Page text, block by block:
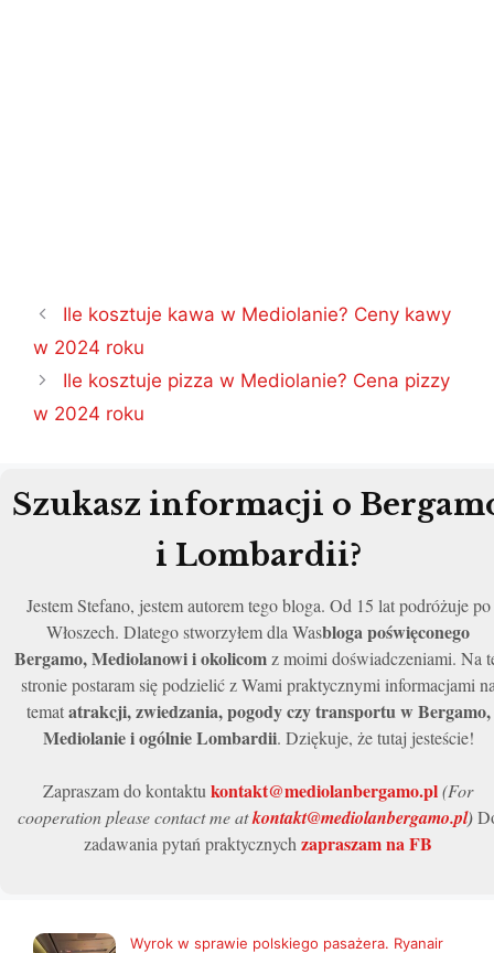
Nawigacja
wpisu
Ile kosztuje kawa w Mediolanie? Ceny kawy
w 2024 roku
Ile kosztuje pizza w Mediolanie? Cena pizzy
w 2024 roku
Szukasz informacji o
i Lombardii?
Jestem Stefano, jestem autorem tego bloga. Od 15 lat podróżuje po
Włoszech. Dlatego stworzyłem dla Wasbloga poświęconego
Bergamo, Mediolanowi i okolicomz moimi doświadczeniami. Na
stronie postaram się podzielić z Wami praktycznymi informacjami
tematatrakcji, zwiedzania, pogody czy transportu w Bergamo,
Mediolanie i ogólnie Lombardii. Dziękuje, że tutaj jesteście!
Zapraszam do kontaktu kontakt@mediolanbergamo.pl(For
cooperation please contact me atkontakt@mediolanbergamo.pl)
zadawania pytań praktycznych zapraszam na FB
Wyrok w sprawie polskiego pasażera. Ryanair